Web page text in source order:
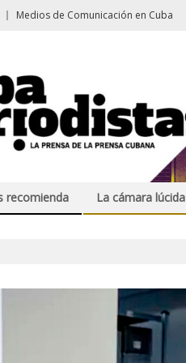
Medios de Comunicación en Cuba
recomienda La cámara lúcida